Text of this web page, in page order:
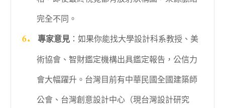
完全不同。
專家意見：如果你能找大學設計科系教授、美
術協會、智財鑑定機構出具鑑定報告，公信力
會大幅躍升。台灣目前有中華民國全國建築師
公會、台灣創意設計中心（現台灣設計研究